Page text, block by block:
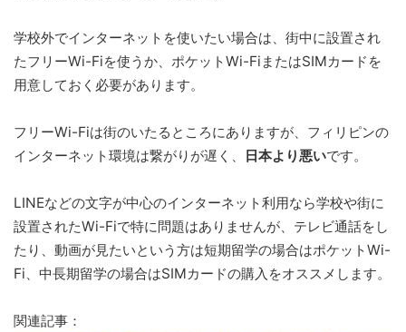
学校外でインターネットを使いたい場合は、街中に設置され
たフリーWi-Fiを使うか、ポケットWi-FiまたはSIMカードを
用意しておく必要があります。
フリーWi-Fiは街のいたるところにありますが、フィリピンの
インターネット環境は繋がりが遅く、
日本より悪いです。
LINEなどの文字が中心のインターネット利用なら学校や街に
設置されたWi-Fiで特に問題はありませんが、テレビ通話をし
たり、動画が見たいという方は短期留学の場合はポケットWi-
Fi、中長期留学の場合はSIMカードの購入をオススメします。
関連記事：